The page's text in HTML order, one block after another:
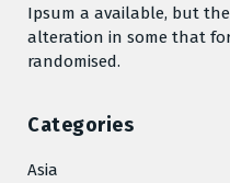
Ipsum a available, but
alteration in some that
randomised.
Categories
Asia